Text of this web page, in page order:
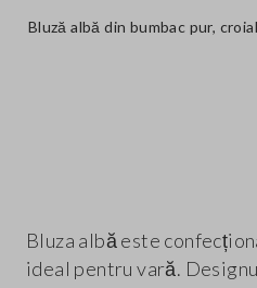
Bluză albă din bumbac pur,
Bluza albă este
ideal pentru vară.